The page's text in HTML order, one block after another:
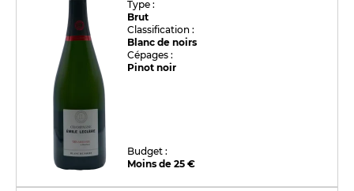
Type :
Brut
Classification :
Blanc de noirs
Cépages :
Pinot noir
Budget :
Moins de 25 €